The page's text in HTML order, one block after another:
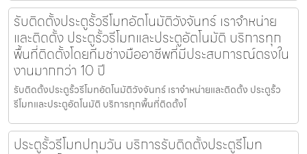
รับติดตั้งประตูรั้วรีโมทอัตโนมัติวังจันทร์ เราจำหน่าย
และติดตั้ง ประตูรั้วรีโมทและประตูอัตโนมัติ บริการทุก
พื้นที่ติดตั้งโดยทีมช่างมืออาชีพที่มีประสบการณ์ตรงใน
งานมากกว่า 10 ปี
รับติดตั้งประตูรั้วรีโมทอัตโนมัติวังจันทร์ เราจำหน่ายและติดตั้ง ประตูรั้ว
รีโมทและประตูอัตโนมัติ บริการทุกพื้นที่ติดตั้งโ
ประตูรั้วรีโมทปทุมวัน บริการรับติดตั้งประตูรีโมท